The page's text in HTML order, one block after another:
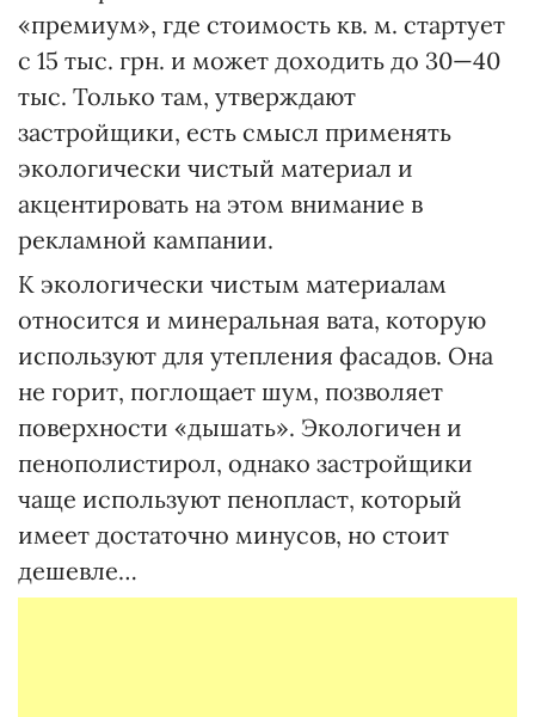
«премиум», где стоимость кв. м. стартует
с 15 тыс. грн. и может доходить до 30—40
тыс. Только там, утверждают
застройщики, есть смысл применять
экологически чистый материал и
акцентировать на этом внимание в
рекламной кампании.
К экологически чистым материалам
относится и минеральная вата, которую
используют для утепления фасадов. Она
не горит, поглощает шум, позволяет
поверхности «дышать». Экологичен и
пенополистирол, однако застройщики
чаще используют пенопласт, который
имеет достаточно минусов, но стоит
дешевле…